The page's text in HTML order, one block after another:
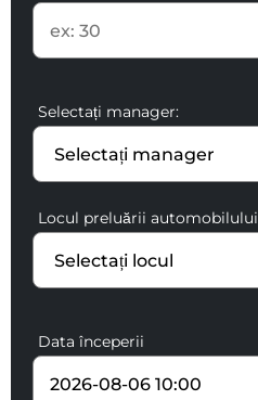
Selectați manager:
Locul preluării automobilului
Data începerii